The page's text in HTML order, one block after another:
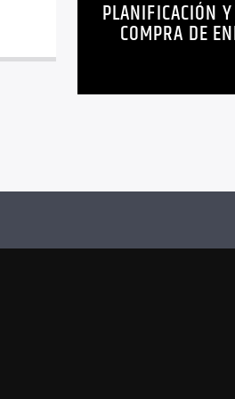
PLANIFICACIÓN
COMPRA DE